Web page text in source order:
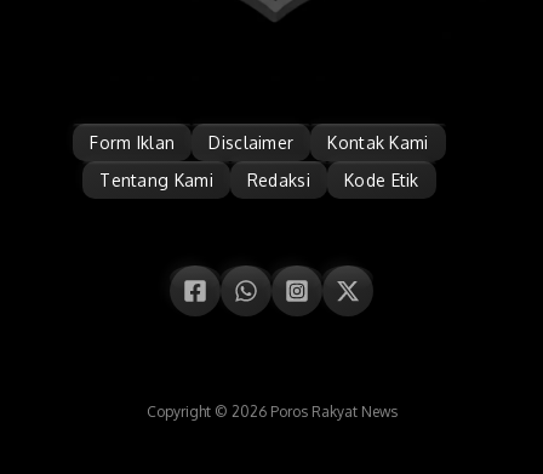
Form Iklan Disclaimer
Kontak Kami
Tentang Kami
Redaksi Kode Etik
Copyright © 2026 Poros Rakyat News